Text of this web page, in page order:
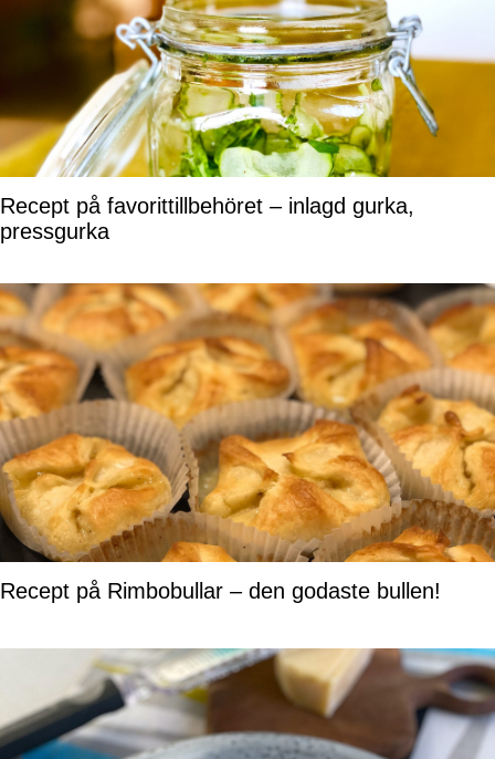
Recept på favorittillbehöret – inlagd gurka,
pressgurka
Recept på Rimbobullar – den godaste bullen!